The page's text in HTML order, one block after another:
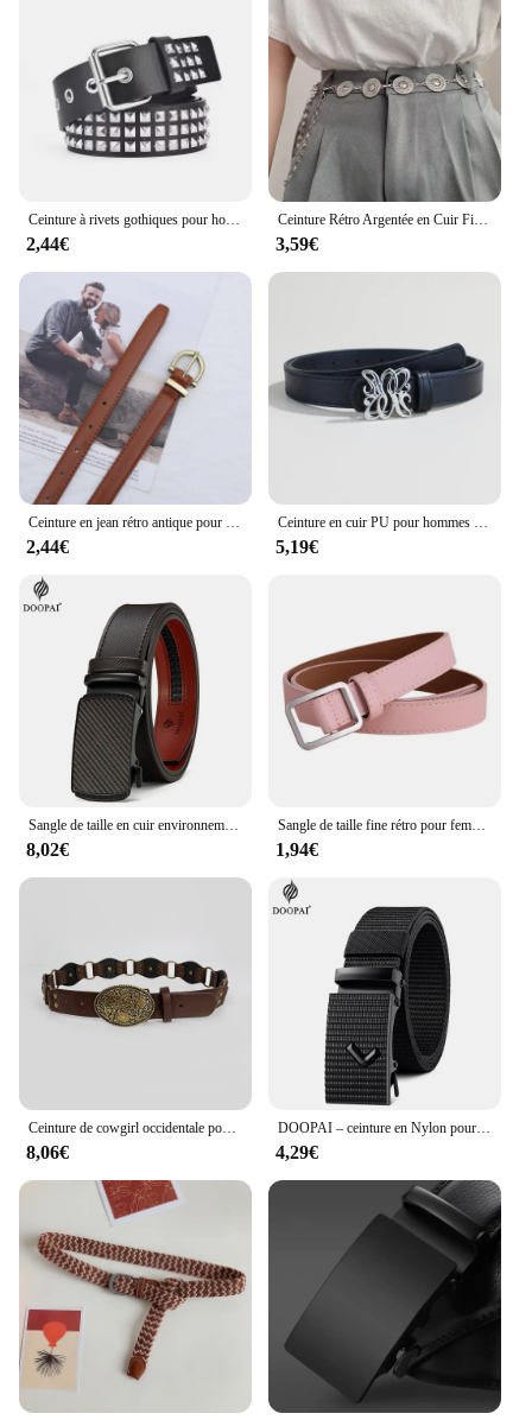
Ceinture à rivets gothiques pour hommes et femmes, tendance punk, tête de mort, ceinture en biscuits, ceinture de danse de rue
2,44€
Ceinture Rétro Argentée en Cuir Fin pour Femme, Accessoire en Métal, Nouvelle Collection d'Été, pour Jupes et viser Assortis Polyvalents
3,59€
Ceinture en jean rétro antique pour femme, style fin pour adolescentes, bord coupé pour dames, mode simple
2,44€
Ceinture en cuir PU pour hommes et femmes, sangle de taille en alliage, ceinture de surintendant, ceinture de robe, designer féminin, marque de luxe
5,19€
Sangle de taille en cuir environnemental pour hommes et femmes, ceinture masculine, structure automatique, haute qualité, cadeaux pour hommes, 125cm
8,02€
Sangle de taille fine rétro pour femme, surintendant de mode, robe de surintendant, structure carrée non poreuse, ceinture en jean noire, sangle de camping
1,94€
Ceinture de cowgirl occidentale pour femme, ceinture de cow-boy, environnement rétro, ceinture épissée, personnalité féminine, ronde, tendance, jeans, designer, Y2K
8,06€
DOOPAI – ceinture en Nylon pour hommes, respirante, en cuir, Cowboy, de styliste, tactique en plein air, cadeaux militaires
4,29€